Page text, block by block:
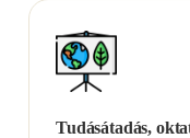
Tudásátadás,